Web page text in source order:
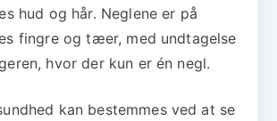
hud og hår. Neglene er på
fingre og tæer, med undtagelse
hvor der kun er én negl.
kan bestemmes ved at se